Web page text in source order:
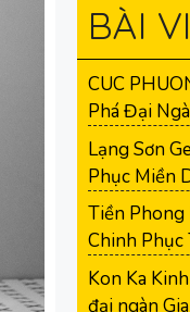
BÀI
CUC
Phá Đại
Lạng Sơn
Phục Miền
Tiền Phong
Chinh Phục
Kon Ka
đại ngàn